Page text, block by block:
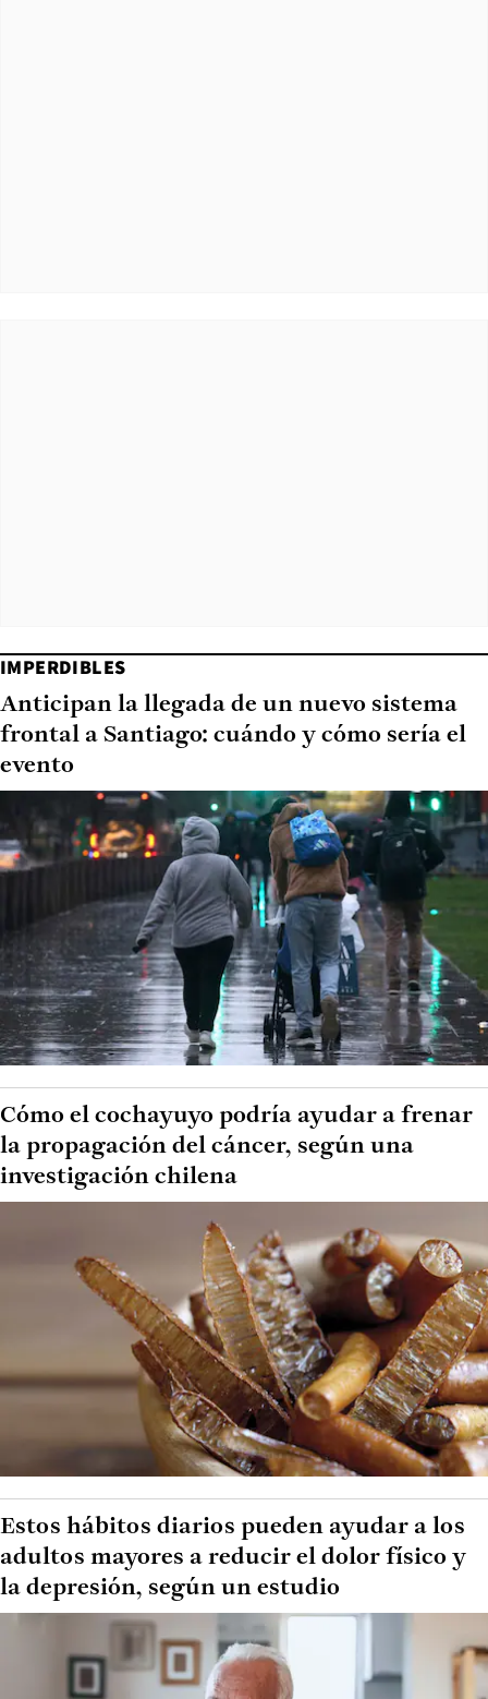
IMPERDIBLES
Anticipan la llegada de un nuevo sistema
frontal a Santiago: cuándo y cómo sería el
evento
Cómo el cochayuyo podría ayudar a frenar
la propagación del cáncer, según una
investigación chilena
Estos hábitos diarios pueden ayudar a los
adultos mayores a reducir el dolor físico y
la depresión, según un estudio